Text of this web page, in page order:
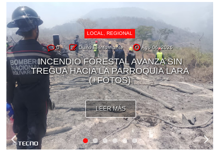
LOCAL,REGIONAL
0 Diario El Informante Ago 06, 2026
INCENDIO FORESTAL AVANZA SIN
TREGUA HACIA LA PARROQUIA LARA
(+FOTOS)
LEER MÁS